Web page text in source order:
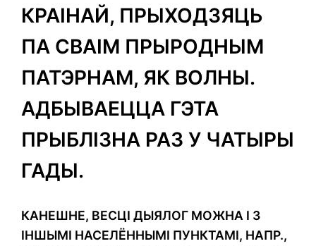
КРАІНАЙ, ПРЫХОДЗЯЦЬ
ПА СВАІМ ПРЫРОДНЫМ
ПАТЭРНАМ, ЯК ВОЛНЫ.
АДБЫВАЕЦЦА ГЭТА
ПРЫБЛІЗНА РАЗ У ЧАТЫРЫ
ГАДЫ.
КАНЕШНЕ, ВЕСЦІ ДЫЯЛОГ МОЖНА І З
ІНШЫМІ НАСЕЛЁННЫМІ ПУНКТАМІ, НАПР.,